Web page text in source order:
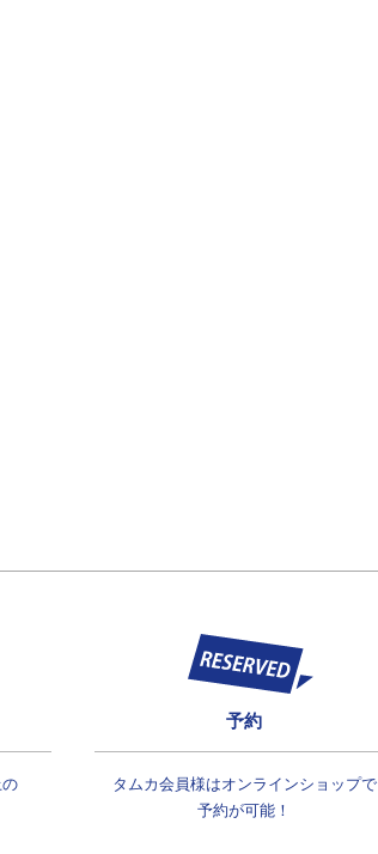
予約
タムカ会員様はオンラインショップで
予約が可能！